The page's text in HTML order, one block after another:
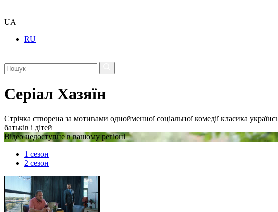
UA
RU
Серіал Хазяїн
Стрічка створена за мотивами однойменної соціальної комедії класика
батьків і дітей
Відео недоступне в вашому регіоні
1 сезон
2 сезон